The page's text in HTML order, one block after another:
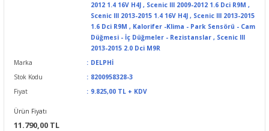
2012 1.4 16V H4J , Scenic III 2009-2012 1.6 Dci R9M ,
Scenic III 2013-2015 1.4 16V H4J , Scenic III 2013-2015
1.6 Dci R9M , Kalorifer -Klima - Park Sensörü - Cam
Düğmesi - İç Düğmeler - Rezistanslar , Scenic III
2013-2015 2.0 Dci M9R
Marka
DELPHİ
Stok Kodu
8200958328-3
Fiyat
9.825,00 TL + KDV
Ürün Fiyatı
11.790,00 TL